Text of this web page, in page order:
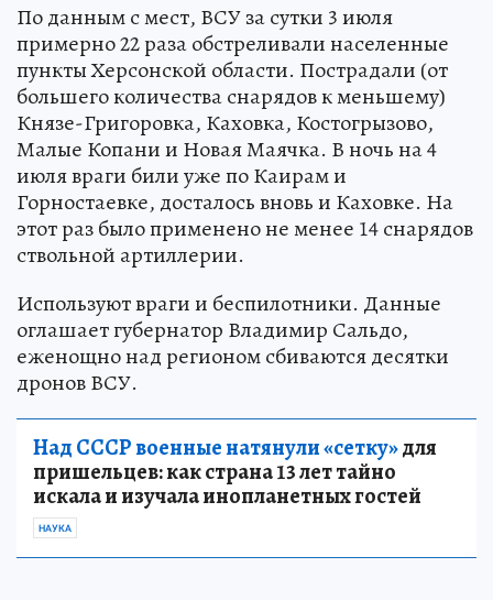
По данным с мест, ВСУ за сутки 3 июля
примерно 22 раза обстреливали населенные
пункты Херсонской области. Пострадали (от
большего количества снарядов к меньшему)
Князе-Григоровка, Каховка, Костогрызово,
Малые Копани и Новая Маячка. В ночь на 4
июля враги били уже по Каирам и
Горностаевке, досталось вновь и Каховке. На
этот раз было применено не менее 14 снарядов
ствольной артиллерии.
Используют враги и беспилотники. Данные
оглашает губернатор Владимир Сальдо,
еженощно над регионом сбиваются десятки
дронов ВСУ.
Над СССР военные натянули «сетку»для
пришельцев: как страна 13 лет тайно
искала и изучала инопланетных гостей
НАУКА